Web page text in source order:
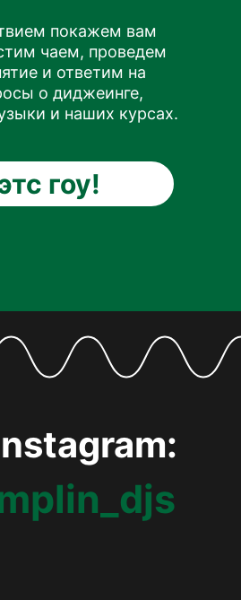
покажем вам
чаем, проведем
и ответим на
о диджеинге,
и наших курсах.
гоу!